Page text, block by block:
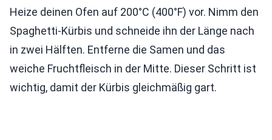
Heize deinen Ofen auf 200°C (400°F) vor. Nimm den
Spaghetti-Kürbis und schneide ihn der Länge nach
in zwei Hälften. Entferne die Samen und das
weiche Fruchtfleisch in der Mitte. Dieser Schritt ist
wichtig, damit der Kürbis gleichmäßig gart.